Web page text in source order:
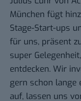
München fügt
Stage-Start-ups
für uns, präsent
super
entdecken. Wir
gern schon lange
auf, lassen uns